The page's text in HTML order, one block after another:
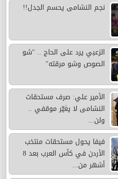
نجم النشامى يحسم الجدل!!
الزعبي يرد على الحاج .. "شو
الصوص وشو مرقته"
الأمير علي: صرف مستحقات
النشامى لا يغيّر موقفي ..
ولن...
فيفا يحول مستحقات منتخب
الأردن في كأس العرب بعد 8
أشهر من...